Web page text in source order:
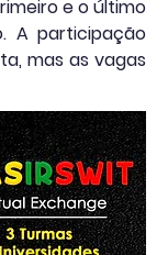
e o último
A participação
mas as vagas